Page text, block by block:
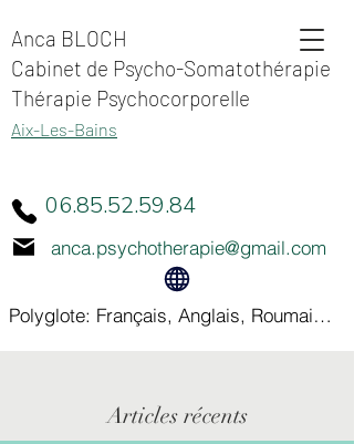
06.85.52.59.84
Anca BLOCH
Cabinet de Psycho-Somatothérapie
Thérapie Psychocorporelle
Aix-Les-Bains
anca.psychotherapie@gmail.com
Polyglote: Français, Anglais, Roumain, Italien
Articles récents